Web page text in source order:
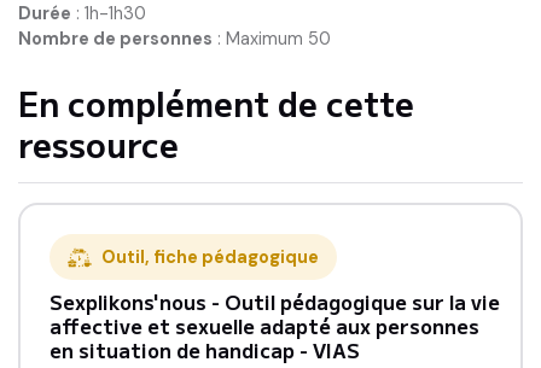
Durée : 1h-1h30
Nombre de personnes : Maximum 50
En complément de cette
ressource
Outil, fiche pédagogique
Sexplikons'nous - Outil pédagogique sur la vie
affective et sexuelle adapté aux personnes
en situation de handicap - VIAS